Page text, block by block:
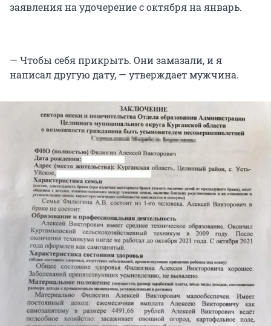
заявления на удочерение с октября на январь.
— Чтобы себя прикрыть. Они замазали, и я
написал другую дату, — утверждает мужчина.